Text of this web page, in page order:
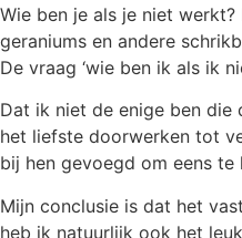
Wie ben je als je niet
geraniums en andere
De vraag ‘wie ben ik als ik
Dat ik niet de enige ben die
het liefste doorwerken tot
bij hen gevoegd om eens
Mijn conclusie is dat het
heb ik natuurlijk ook het